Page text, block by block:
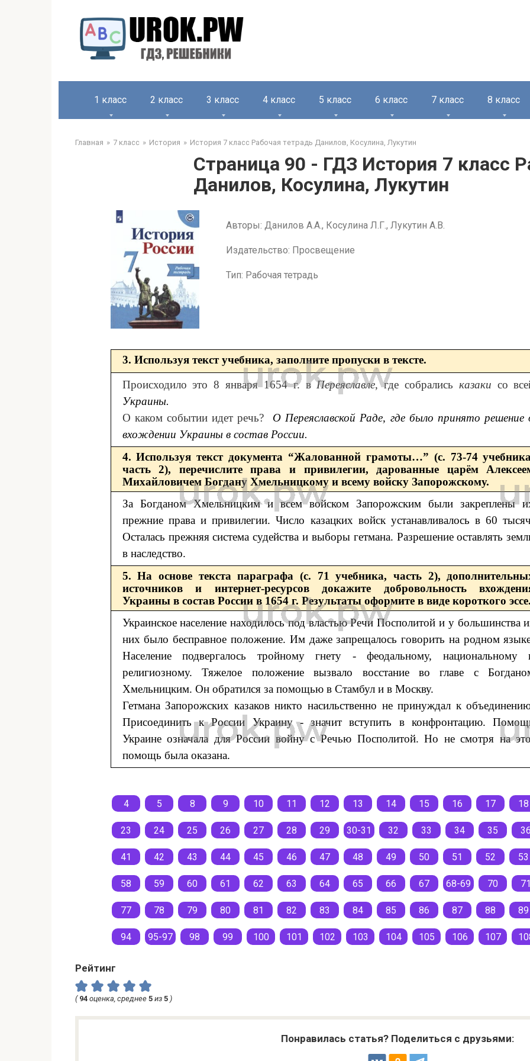
1 класс 2 класс 3 класс 4 класс 5 класс 6 класс 7 класс 8 класс
Главная 7 класс История История 7 класс Рабочая тетрадь Данилов, Косулина, Лукутин
Страница 90 - ГДЗ История 7 класс
Данилов, Косулина, Лукутин
Авторы: Данилов А.А., Косулина Л.Г., Лукутин А.В.
Издательство: Просвещение
Тип: Рабочая тетрадь
3. Используя текст учебника, заполните пропуски в тексте.
Происходило это 8 января 1654 г. вПереяславле, где собрались казаки со
Украины.
О каком событии идет речь? О Переяславской Раде, где было принято решение
вхождении Украины в состав России.
4. Используя текст документа “Жалованной грамоты…” (с. 73-74
часть 2), перечислите права и привилегии, дарованные царём
Михайловичем Богдану Хмельницкому и всему войску Запорожскому.
За Богданом Хмельницким и всем войском Запорожским были закреплены
прежние права и привилегии. Число казацких войск устанавливалось в 60
Осталась прежняя система судейства и выборы гетмана. Разрешение оставлять
в наследство.
5. На основе текста параграфа (с. 71 учебника, часть 2),
источников и интернет-ресурсов докажите добровольность
Украины в состав России в 1654 г. Результаты оформите в виде короткого эссе.
Украинское население находилось под властью Речи Посполитой и у большинства
них было бесправное положение. Им даже запрещалось говорить на родном
Население подвергалось тройному гнету - феодальному, национальному
религиозному. Тяжелое положение вызвало восстание во главе с
Хмельницким. Он обратился за помощью в Стамбул и в Москву.
Гетмана Запорожских казаков никто насильственно не принуждал к
Присоединить к России Украину - значит вступить в конфронтацию.
Украине означала для России войну с Речью Посполитой. Но не смотря на
помощь была оказана.
4 5 8 9 10 11 12 13 14 15 16 17 18
23 24 25 26 27 28 29 30-31 32 33 34 35 36
41 42 43 44 45 46 47 48 49 50 51 52 53
58 59 60 61 62 63 64 65 66 67 68-69 70 71
77 78 79 80 81 82 83 84 85 86 87 88 89
94 95-97 98 99 100 101 102 103 104 105 106 107
Рейтинг
( 94 оценка, среднее 5 из 5 )
Понравилась статья? Поделиться с друзьями: